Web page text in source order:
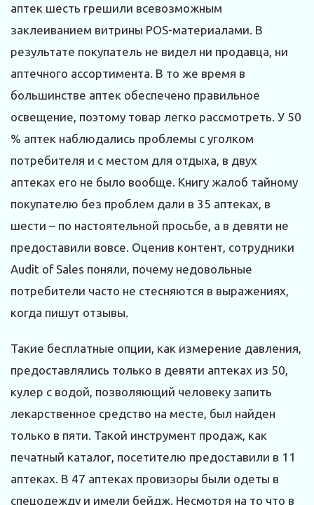
аптек шесть грешили всевозможным
заклеиванием витрины POS-материалами. В
результате покупатель не видел ни продавца, ни
аптечного ассортимента. В то же время в
большинстве аптек обеспечено правильное
освещение, поэтому товар легко рассмотреть. У 50
% аптек наблюдались проблемы с уголком
потребителя и с местом для отдыха, в двух
аптеках его не было вообще. Книгу жалоб тайному
покупателю без проблем дали в 35 аптеках, в
шести – по настоятельной просьбе, а в девяти не
предоставили вовсе. Оценив контент, сотрудники
Audit of Sales поняли, почему недовольные
потребители часто не стесняются в выражениях,
когда пишут отзывы.
Такие бесплатные опции, как измерение давления,
предоставлялись только в девяти аптеках из 50,
кулер с водой, позволяющий человеку запить
лекарственное средство на месте, был найден
только в пяти. Такой инструмент продаж, как
печатный каталог, посетителю предоставили в 11
аптеках. В 47 аптеках провизоры были одеты в
спецодежду и имели бейдж. Несмотря на то что в